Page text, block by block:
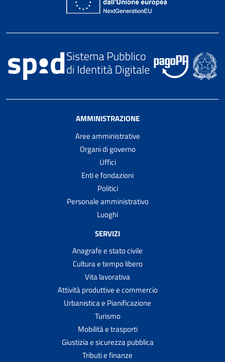
AMMINISTRAZIONE
Aree amministrative
Organi di governo
Uffici
Enti e fondazioni
Politici
Personale amministrativo
Luoghi
SERVIZI
Anagrafe e stato civile
Cultura e tempo libero
Vita lavorativa
Attività produttive e commercio
Urbanistica e Pianificazione
Turismo
Mobilità e trasporti
Giustizia e sicurezza pubblica
Tributi e finanze